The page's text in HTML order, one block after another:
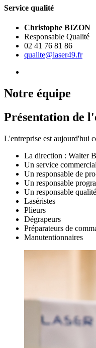
Service qualité
Christophe BIZON
Responsable Qualité
02 41 76 81 86
qualite@laser49.fr
Notre équipe
Présentation de
L'entreprise est aujourd'hui
La direction : Walter
Un service
Un responsable de
Un responsable
Un responsable qualité
Laséristes
Plieurs
Dégrapeurs
Préparateurs de
Manutentionnaires